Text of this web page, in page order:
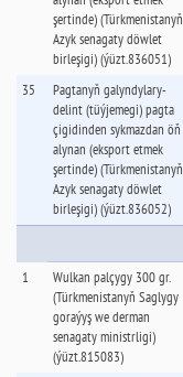
şertinde) (Türkmenistanyň
Azyk senagaty döwlet
birleşigi) (ýüzt.836051)
35
Pagtanyň galyndylary-
delint (tüýjemegi) pagta
çigidinden sykmazdan öň
alynan (eksport etmek
şertinde) (Türkmenistanyň
Azyk senagaty döwlet
birleşigi) (ýüzt.836052)
1
Wulkan palçygy 300 gr.
(Türkmenistanyň Saglygy
goraýyş we derman
senagaty ministrligi)
(ýüzt.815083)